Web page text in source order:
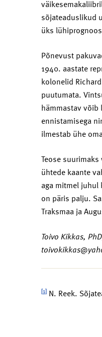
sõjateaduslikud
üks
Põnevust
1940. aastate
kolonelid
puutumata.
hämmastav võib
ennistamisega
ilmestab ühe
Teose
ühtede kaante
aga mitmel juhul
on päris palju.
Traksmaa ja
Toivo Kikkas,
[1] N. Reek.